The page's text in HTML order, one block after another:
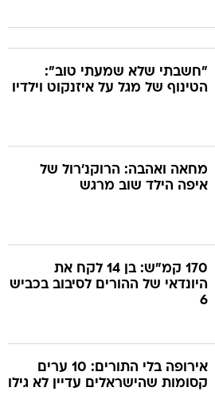
"חשבתי שלא שמעתי טוב":
הטינוף של מגל על איזנקוט וילדיו
מחאה ואהבה: הרוקנ'רול של
איפה הילד שוב מרגש
170 קמ"ש: בן 14 לקח את
היונדאי של ההורים לסיבוב בכביש
6
אירופה בלי התורים: 10 ערים
קסומות שהישראלים עדיין לא גילו